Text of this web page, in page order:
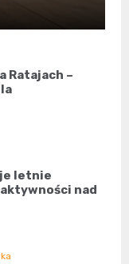
Ratajach –
letnie
nad